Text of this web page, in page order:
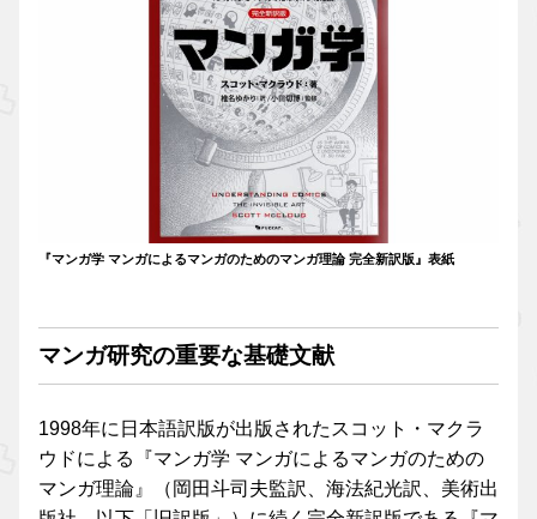
『マンガ学 マンガによるマンガのためのマンガ理論 完全新訳版』表紙
マンガ研究の重要な基礎文献
1998年に日本語訳版が出版されたスコット・マクラ
ウドによる『マンガ学 マンガによるマンガのための
マンガ理論』（岡田斗司夫監訳、海法紀光訳、美術出